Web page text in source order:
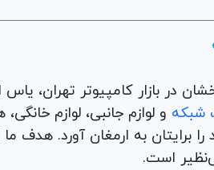
شبکه
برایتان به ارمغان آورد. هدف
است.